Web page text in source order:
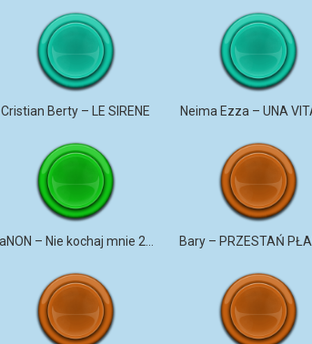
Cristian Berty – LE SIRENE Neima Ezza – UNA
Bary – PRZESTAŃ